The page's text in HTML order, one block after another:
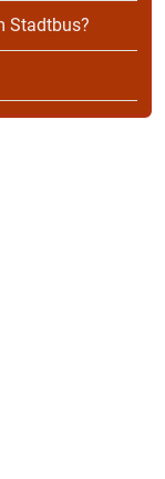
Stadtbus?